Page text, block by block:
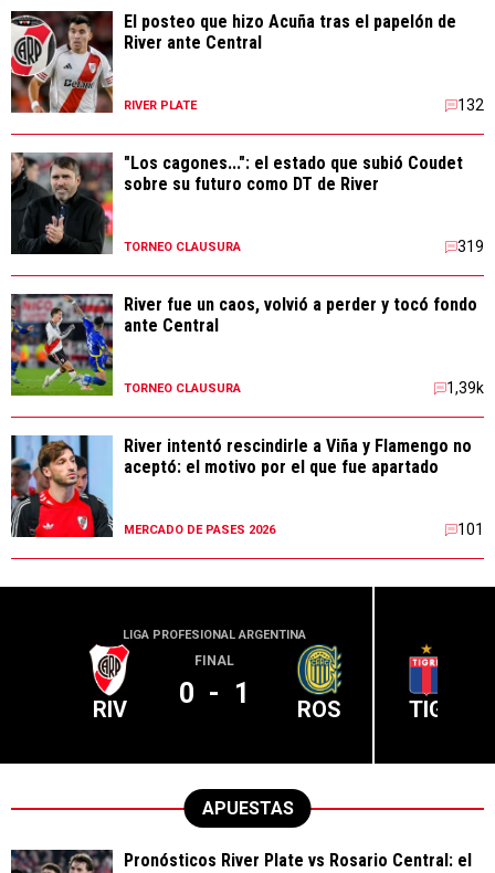
El posteo que hizo Acuña tras el papelón de
River ante Central
RIVER PLATE 132
"Los cagones...": el estado que subió Coudet
sobre su futuro como DT de River
TORNEO CLAUSURA 319
River fue un caos, volvió a perder y tocó fondo
ante Central
TORNEO CLAUSURA 1,39k
River intentó rescindirle a Viña y Flamengo no
aceptó: el motivo por el que fue apartado
MERCADO DE PASES 2026 101
LIGA PROFESIONAL ARGENTINA
RIV
FINAL
0 - 1 ROS TIG
APUESTAS
Pronósticos River Plate vs Rosario Central: el